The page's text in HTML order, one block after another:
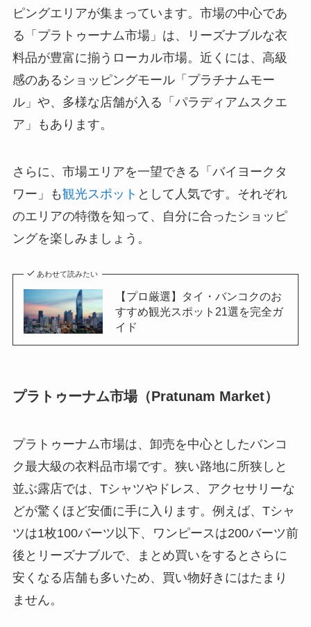
ピングエリアが集まっています。市場の中心であ
る「プラトゥーナム市場」は、リーズナブルな衣
料品が豊富に揃うローカル市場。近くには、高級
感のあるショッピングモール「プラチナムモー
ル」や、多様な店舗が入る「パラディアムスクエ
ア」もあります。
さらに、市場エリアを一望できる「バイヨークタ
ワー」も観光スポット として人気です。それぞれ
のエリアの特徴を知って、自分に合ったショッピ
ングを楽しみましょう。
あわせて読みたい
【プロ厳選】タイ・バンコクのお
すすめ観光スポット21選を完全ガ
イド
プラトゥーナム市場（Pratunam Market）
プラトゥーナム市場は、卸売を中心としたバンコ
ク最大級の衣料品市場です。狭い路地に所狭しと
並ぶ露店では、Tシャツやドレス、アクセサリーな
どが驚くほど安価に手に入ります。例えば、Tシャ
ツは1枚100バーツ以下、ワンピースは200バーツ前
後とリーズナブルで、まとめ買いをするとさらに
安くなる店舗も多いため、買い物好きにはたまり
ません。